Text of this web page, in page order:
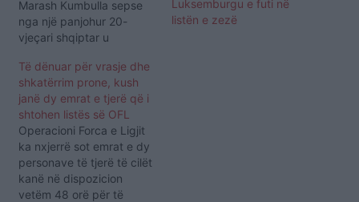
Marash Kumbulla sepse
nga një panjohur 20-
vjeçari shqiptar u
lojtarët më të kërkuar në
merkato. Që Kumbulla të
përfundonte në radarët e
disa prej klubeve më të
mëdha italiane, kanë
ndikuar paraqitjet e
kuqeziut me Veronën në
këtë…
Luksemburgu e futi në
listën e zezë
Të dënuar për vrasje dhe
shkatërrim prone, kush
janë dy emrat e tjerë që i
shtohen listës së OFL
Operacioni Forca e Ligjit
ka nxjerrë sot emrat e dy
personave të tjerë të cilët
kanë në dispozicion
vetëm 48 orë për të